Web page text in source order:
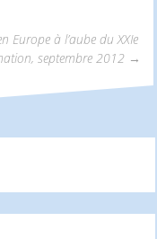
Europe à l’aube du XXIe
septembre 2012 →